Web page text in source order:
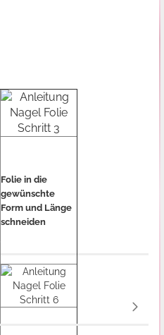
Folie in die
gewünschte
Form und Länge
schneiden